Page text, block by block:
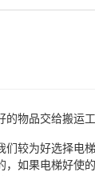
的物品交给搬运
们较为好选择电
，如果电梯好使